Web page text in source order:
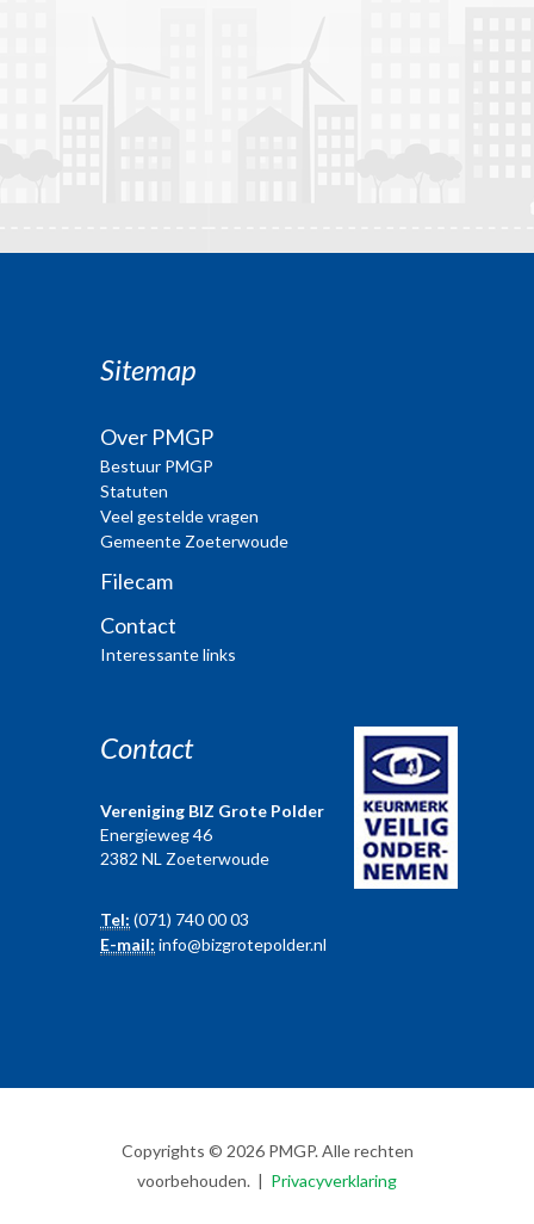
Sitemap
Over PMGP
Bestuur PMGP
Statuten
Veel gestelde vragen
Gemeente Zoeterwoude
Filecam
Contact
Interessante links
Contact
Vereniging BIZ Grote Polder
Energieweg 46
2382 NL Zoeterwoude
Tel: (071) 740 00 03
E-mail: info@bizgrotepolder.nl
Copyrights © 2026 PMGP. Alle rechten
voorbehouden. | Privacyverklaring